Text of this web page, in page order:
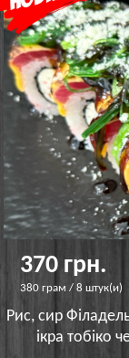
370 грн.
380 грам / 8 штук(и)
Рис, сир
ікра тобіко